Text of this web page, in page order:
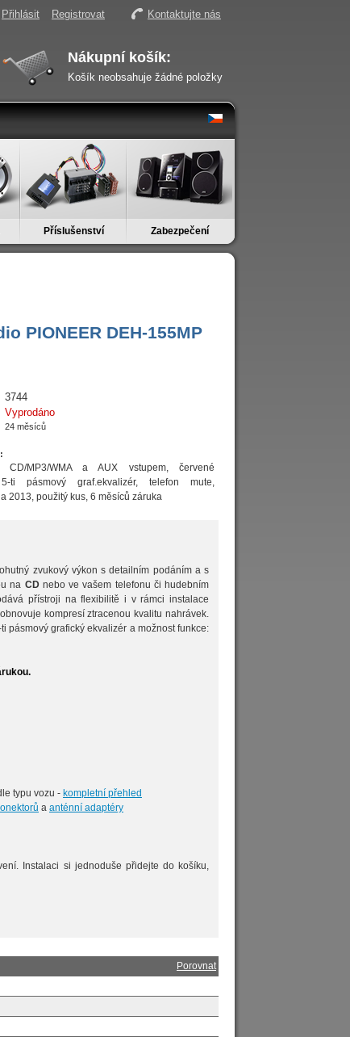
Přihlásit Registrovat Kontaktujte nás
Nákupní košík:
Košík neobsahuje žádné položky
Příslušenství Zabezpečení
PIONEER DEH-155MP
3744
Vyprodáno
24 měsíců
CD/MP3/WMA a AUX vstupem, červené
ti pásmový graf.ekvalizér, telefon mute,
2013, použitý kus, 6 měsíců záruka
zvukový výkon s detailním podáním a s
na CDnebo ve vašem telefonu či hudebním
přístroji na flexibilitě i v rámci instalace
kompresí ztracenou kvalitu nahrávek.
ti pásmový grafický ekvalizér a možnost funkce:
typu vozu - kompletní přehled
a anténní adaptéry
Instalaci si jednoduše přidejte do košíku,
Porovnat